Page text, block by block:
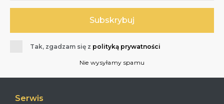
Tak, zgadzam się z polityką prywatności
Nie wysyłamy spamu
Serwis